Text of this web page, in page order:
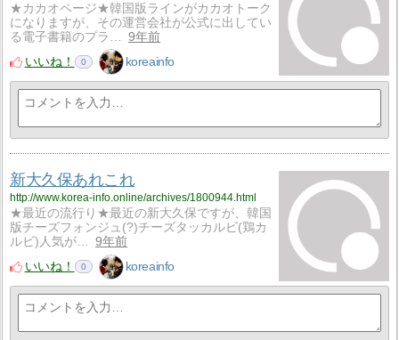
★カカオページ★韓国版ラインがカカオトーク
になりますが、その運営会社が公式に出してい
る電子書籍のプラ…
9年前
いいね！
0 koreainfo
新大久保あれこれ
http://www.korea-info.online/archives/1800944.html
★最近の流行り★最近の新大久保ですが、韓国
版チーズフォンジュ(?)チーズタッカルビ(鶏カ
ルビ)人気が…
9年前
いいね！
0 koreainfo